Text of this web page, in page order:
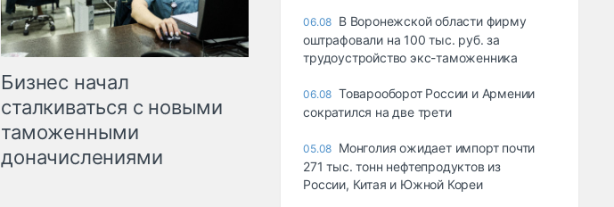
Бизнес начал
сталкиваться с новыми
таможенными
доначислениями
06.08 В Воронежской области фирму
оштрафовали на 100 тыс. руб. за
трудоустройство экс-таможенника
06.08 Товарооборот России и Армении
сократился на две трети
05.08 Монголия ожидает импорт почти
271 тыс. тонн нефтепродуктов из
России, Китая и Южной Кореи